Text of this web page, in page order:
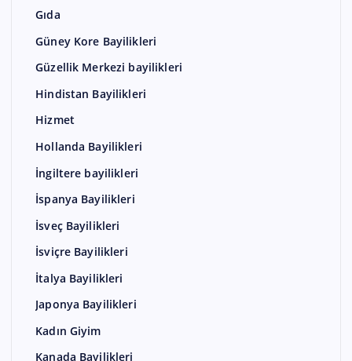
Gıda
Güney Kore Bayilikleri
Güzellik Merkezi bayilikleri
Hindistan Bayilikleri
Hizmet
Hollanda Bayilikleri
İngiltere bayilikleri
İspanya Bayilikleri
İsveç Bayilikleri
İsviçre Bayilikleri
İtalya Bayilikleri
Japonya Bayilikleri
Kadın Giyim
Kanada Bayilikleri